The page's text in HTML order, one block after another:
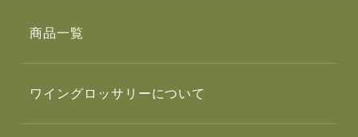
商品一覧
ワイングロッサリーについて